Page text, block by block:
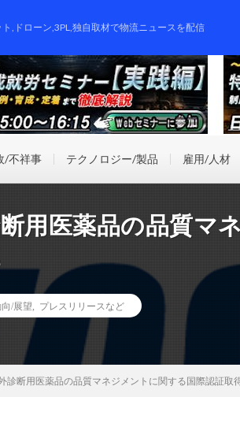
,ドローン,3PL,独自取材で物流ニュースを配信
/不祥事 テクノロジー/製品 雇用/人材
用医薬品の品質マ
/展望 プレスリリースなど
診断用医薬品の品質マネジメントに関する国際認証取